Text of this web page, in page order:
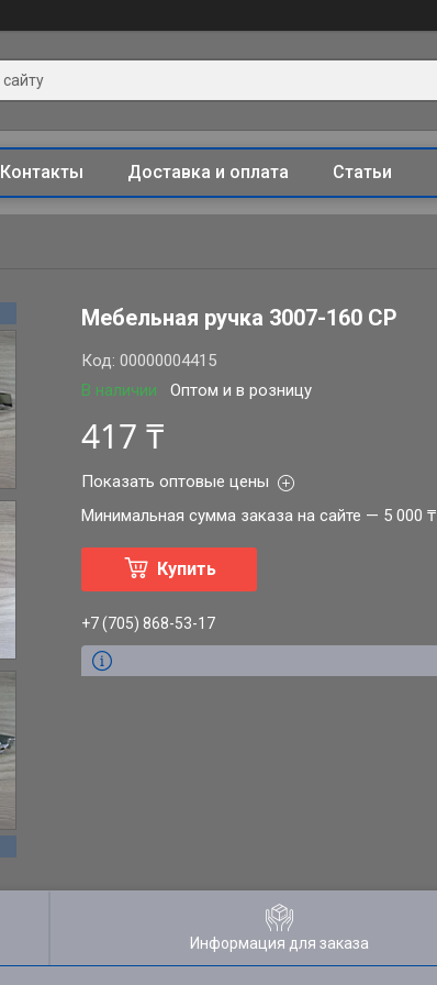
Контакты Доставка и оплата Статьи
Мебельная ручка 3007-160 СР
В наличии Оптом и в розницу
Код:00000004415
417 ₸
Показать оптовые цены
Минимальная сумма заказа на сайте — 5 000 ₸
Купить
+7 (705) 868-53-17
Информация для заказа